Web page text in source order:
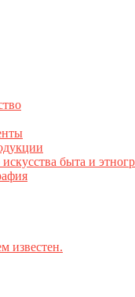
быта и
известен.